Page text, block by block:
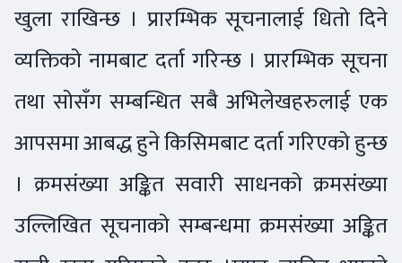
खुला राखिन्छ । प्रारम्भिक सूचनालाई धितो दिने
व्यक्तिको नामबाट दर्ता गरिन्छ । प्रारम्भिक सूचना
तथा सोसँग सम्बन्धित सबै अभिलेखहरुलाई एक
आपसमा आबद्ध हुने किसिमबाट दर्ता गरिएको हुन्छ
। क्रमसंख्या अङ्कित सवारी साधनको क्रमसंख्या
उल्लिखित सूचनाको सम्बन्धमा क्रमसंख्या अङ्कित